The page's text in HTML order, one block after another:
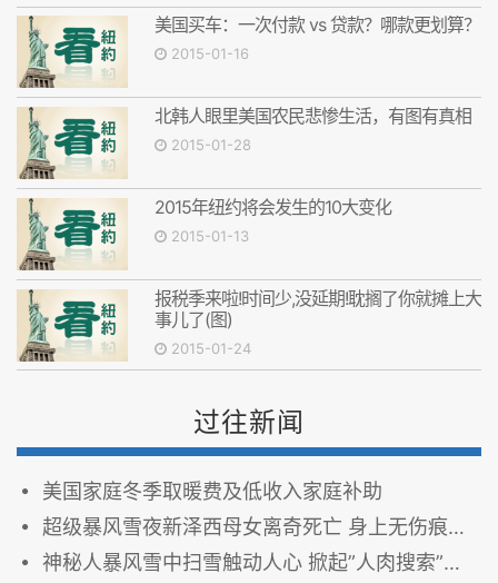
美国买车：一次付款 vs 贷款？哪款更划算？
2015-01-16
北韩人眼里美国农民悲惨生活，有图有真相
2015-01-28
2015年纽约将会发生的10大变化
2015-01-13
报税季来啦!时间少,没延期!耽搁了你就摊上大
事儿了(图)
2015-01-24
过往新闻
美国家庭冬季取暖费及低收入家庭补助
超级暴风雪夜新泽西母女离奇死亡 身上无伤痕家中无打斗痕迹
神秘人暴风雪中扫雪触动人心 掀起”人肉搜索”旋风(图)